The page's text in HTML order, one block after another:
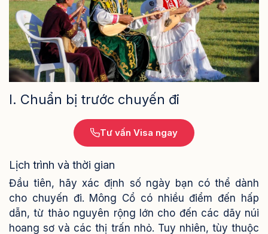
I. Chuẩn bị trước chuyến đi
Tư vấn Visa ngay
Lịch trình và thời gian
Đầu tiên, hãy xác định số ngày bạn có thể dành
cho chuyến đi. Mông Cổ có nhiều điểm đến hấp
dẫn, từ thảo nguyên rộng lớn cho đến các dãy núi
hoang sơ và các thị trấn nhỏ. Tuy nhiên, tùy thuộc